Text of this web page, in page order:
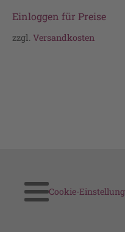
Einloggen für Preise
zzgl. Versandkosten
Cookie-